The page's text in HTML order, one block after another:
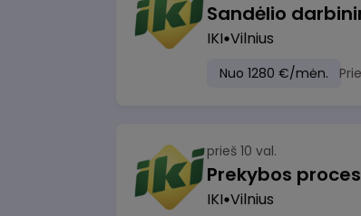
Sandėlio
IKI Vilnius
Nuo 1280 €/mėn.
prieš 10 val.
Prekybos
IKI Vilnius